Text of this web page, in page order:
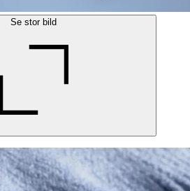
Se stor bild